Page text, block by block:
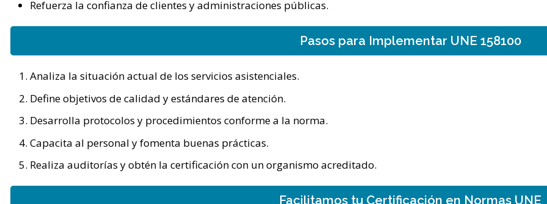
Refuerza la confianza de clientes y administraciones públicas.
Pasos para Implementar UNE 158100
Analiza la situación actual de los servicios asistenciales.
Define objetivos de calidad y estándares de atención.
Desarrolla protocolos y procedimientos conforme a la norma.
Capacita al personal y fomenta buenas prácticas.
Realiza auditorías y obtén la certificación con un organismo acreditado.
Facilitamos tu Certificación en Normas UNE